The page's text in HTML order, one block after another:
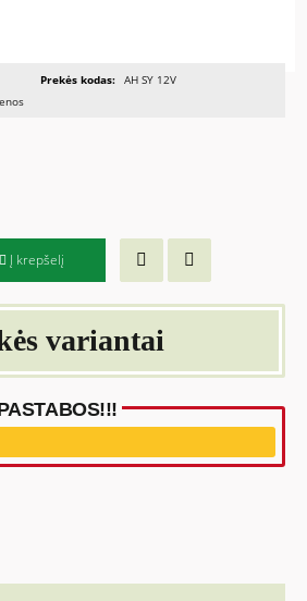
Prekės kodas: AH SY 12V
Į krepšelį
variantai